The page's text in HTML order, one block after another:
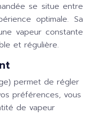
se situe entre
optimale. Sa
vapeur constante
et régulière.
permet de régler
préférences, vous
de vapeur